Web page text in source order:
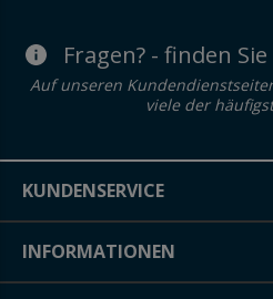
Fragen? - finden
Auf unseren
viele der
KUNDENSERVICE
INFORMATIONEN